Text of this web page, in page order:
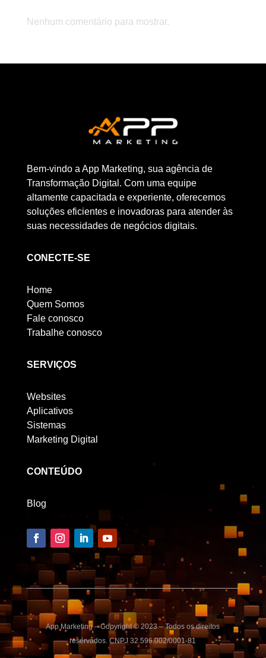
Nenhum comentário para mostrar.
Bem-vindo a App Marketing, sua agência de
Transformação Digital. Com uma equipe
altamente capacitada e experiente, oferecemos
soluções eficientes e inovadoras para atender às
suas necessidades de negócios digitais.
CONECTE-SE
Home
Quem Somos
Fale conosco
Trabalhe conosco
SERVIÇOS
Websites
Aplicativos
Sistemas
Marketing Digital
CONTEÚDO
Blog
App Marketing – Copyright © 2023 – Todos os direitos
reservados. CNPJ 32.596.002/0001-81